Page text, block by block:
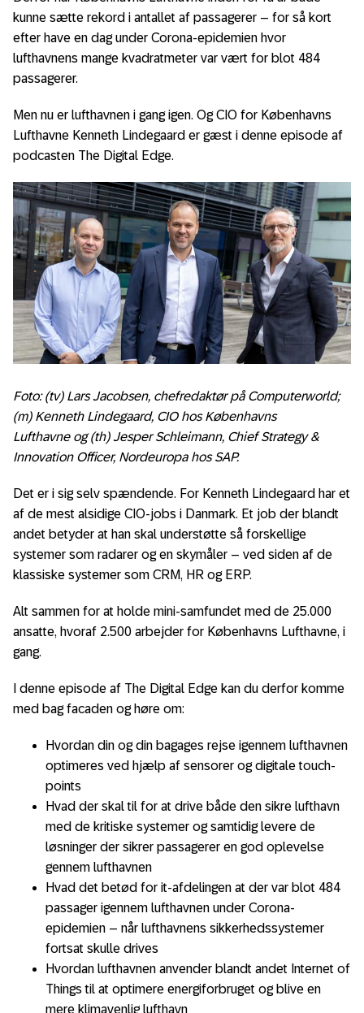
kunne sætte rekord i antallet af passagerer – for så kort
efter have en dag under Corona-epidemien hvor
lufthavnens mange kvadratmeter var vært for blot 484
passagerer.
Men nu er lufthavnen i gang igen. Og CIO for Københavns
Lufthavne Kenneth Lindegaard er gæst i denne episode af
podcasten The Digital Edge.
Foto: (tv) Lars Jacobsen, chefredaktør på Computerworld;
(m) Kenneth Lindegaard, CIO hos Københavns
Lufthavne og (th) Jesper Schleimann, Chief Strategy &
Innovation Officer, Nordeuropa hos SAP.
Det er i sig selv spændende. For Kenneth Lindegaard har et
af de mest alsidige CIO-jobs i Danmark. Et job der blandt
andet betyder at han skal understøtte så forskellige
systemer som radarer og en skymåler – ved siden af de
klassiske systemer som CRM, HR og ERP.
Alt sammen for at holde mini-samfundet med de 25.000
ansatte, hvoraf 2.500 arbejder for Københavns Lufthavne, i
gang.
I denne episode af The Digital Edge kan du derfor komme
med bag facaden og høre om:
Hvordan din og din bagages rejse igennem lufthavnen
optimeres ved hjælp af sensorer og digitale touch-
points
Hvad der skal til for at drive både den sikre lufthavn
med de kritiske systemer og samtidig levere de
løsninger der sikrer passagerer en god oplevelse
gennem lufthavnen
Hvad det betød for it-afdelingen at der var blot 484
passager igennem lufthavnen under Corona-
epidemien – når lufthavnens sikkerhedssystemer
fortsat skulle drives
Hvordan lufthavnen anvender blandt andet Internet of
Things til at optimere energiforbruget og blive en
mere klimavenlig lufthavn